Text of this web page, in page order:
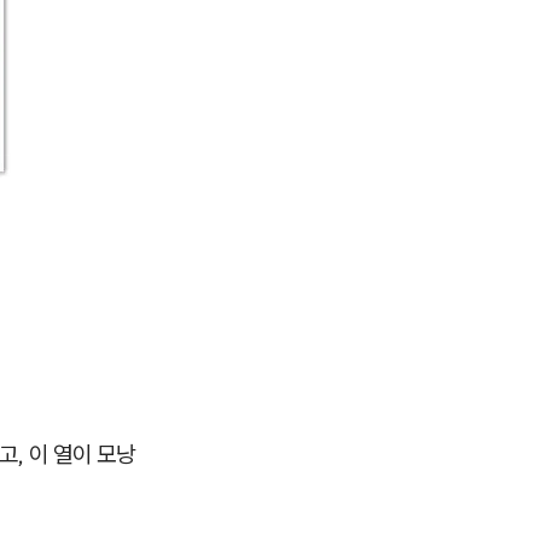
, 이 열이 모낭